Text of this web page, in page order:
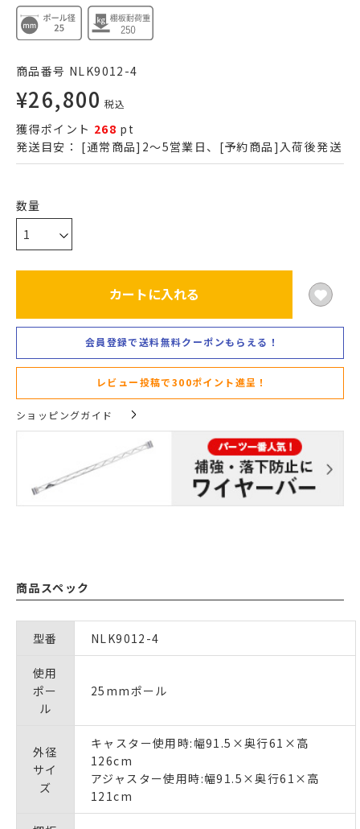
商品番号 NLK9012-4
¥26,800 税込
獲得ポイント 268 pt
発送目安： [通常商品]2～5営業日、[予約商品]入荷後発送
カートに入れる
会員登録で送料無料クーポンもらえる！
レビュー投稿で300ポイント進呈！
ショッピングガイド
商品スペック
型番 NLK9012-4
使用
ポー
ル
25mmポール
外径
サイ
ズ
キャスター使用時:幅91.5×奥行61×高
126cm
アジャスター使用時:幅91.5×奥行61×高
121cm